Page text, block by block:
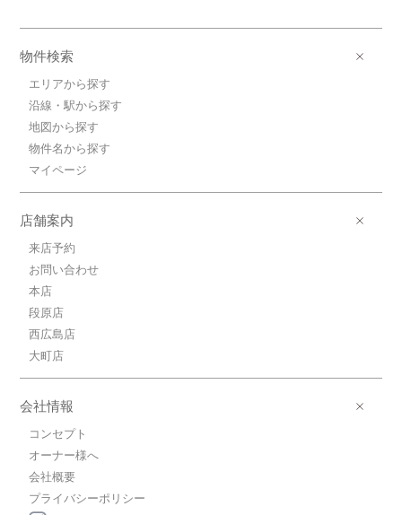
物件検索
エリアから探す
沿線・駅から探す
地図から探す
物件名から探す
マイページ
店舗案内
来店予約
お問い合わせ
本店
段原店
西広島店
大町店
会社情報
コンセプト
オーナー様へ
会社概要
プライバシーポリシー